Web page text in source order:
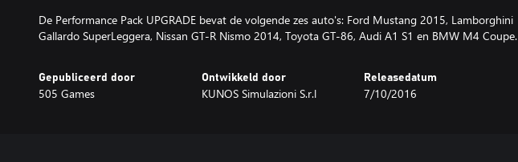
De Performance Pack UPGRADE bevat de volgende zes auto's: Ford Mustang 2015, Lamborghini
Gallardo SuperLeggera, Nissan GT-R Nismo 2014, Toyota GT-86, Audi A1 S1 en BMW M4 Coupe.
Gepubliceerd door
505 Games
Ontwikkeld door
KUNOS Simulazioni S.r.l
Releasedatum
7/10/2016